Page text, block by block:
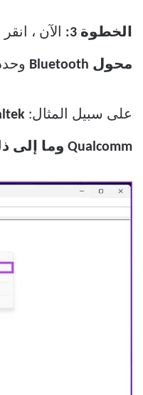
الخطوة 3: الآن ، انقر
محول Bluetooth
على سبيل المثال:
Qualcomm وما إلى ذلك.